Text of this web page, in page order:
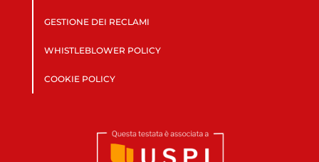
GESTIONE DEI RECLAMI
WHISTLEBLOWER POLICY
COOKIE POLICY